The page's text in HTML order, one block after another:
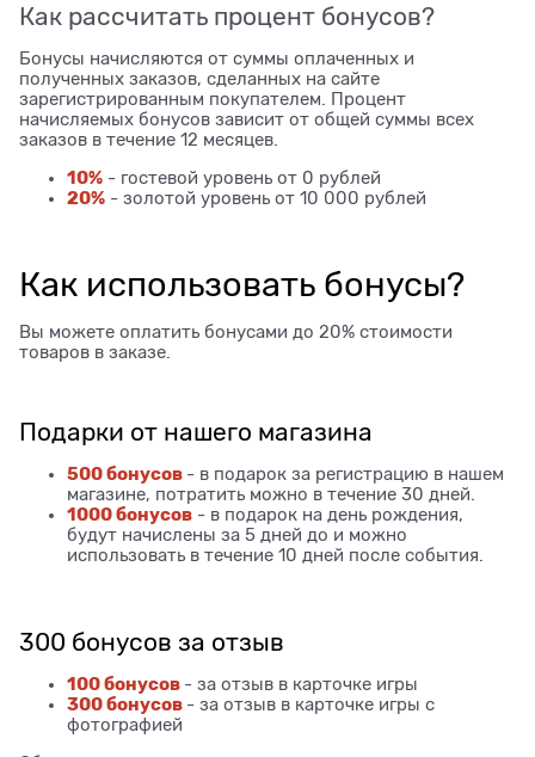
Как рассчитать процент бонусов?
Бонусы начисляются от суммы оплаченных и
полученных заказов, сделанных на сайте
зарегистрированным покупателем. Процент
начисляемых бонусов зависит от общей суммы всех
заказов в течение 12 месяцев.
10% - гостевой уровень от 0 рублей
20% - золотой уровень от 10 000 рублей
Как использовать бонусы?
Вы можете оплатить бонусами до 20% стоимости
товаров в заказе.
Подарки от нашего магазина
500 бонусов - в подарок за регистрацию в нашем
магазине, потратить можно в течение 30 дней.
1000 бонусов - в подарок на день рождения,
будут начислены за 5 дней до и можно
использовать в течение 10 дней после события.
300 бонусов за отзыв
100 бонусов - за отзыв в карточке игры
300 бонусов - за отзыв в карточке игры с
фотографией